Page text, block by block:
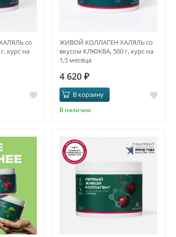
со
курс на
ЖИВОЙ КОЛЛАГЕН ХАЛЯЛЬ со
вкусом КЛЮКВА, 500 г, курс на
1,5 месяца
4 620 ₽
В корзину
В наличии